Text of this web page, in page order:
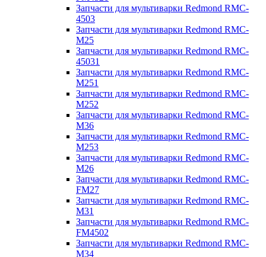
Запчасти для мультиварки Redmond RMC-
4503
Запчасти для мультиварки Redmond RMC-
M25
Запчасти для мультиварки Redmond RMC-
45031
Запчасти для мультиварки Redmond RMC-
M251
Запчасти для мультиварки Redmond RMC-
M252
Запчасти для мультиварки Redmond RMC-
M36
Запчасти для мультиварки Redmond RMC-
M253
Запчасти для мультиварки Redmond RMC-
M26
Запчасти для мультиварки Redmond RMC-
FM27
Запчасти для мультиварки Redmond RMC-
M31
Запчасти для мультиварки Redmond RMC-
FM4502
Запчасти для мультиварки Redmond RMC-
M34